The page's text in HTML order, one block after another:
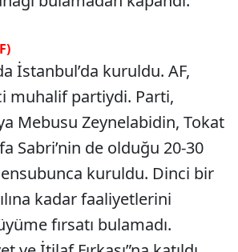
İstanbul’da kuruldu. AF,
muhalif partiydi. Parti,
Mebusu Zeynelabidin, Tokat
Sabri’nin de olduğu 20-30
kuruldu. Dinci bir
kadar faaliyetlerini
fırsatı bulamadı.